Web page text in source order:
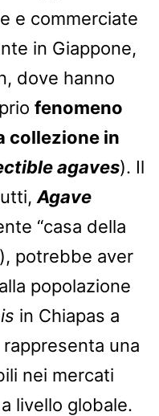
e commerciate
in Giappone,
dove hanno
fenomeno
collezione in
agaves). Il
Agave
“casa della
potrebbe aver
popolazione
in Chiapas a
una
nei mercati
livello globale.